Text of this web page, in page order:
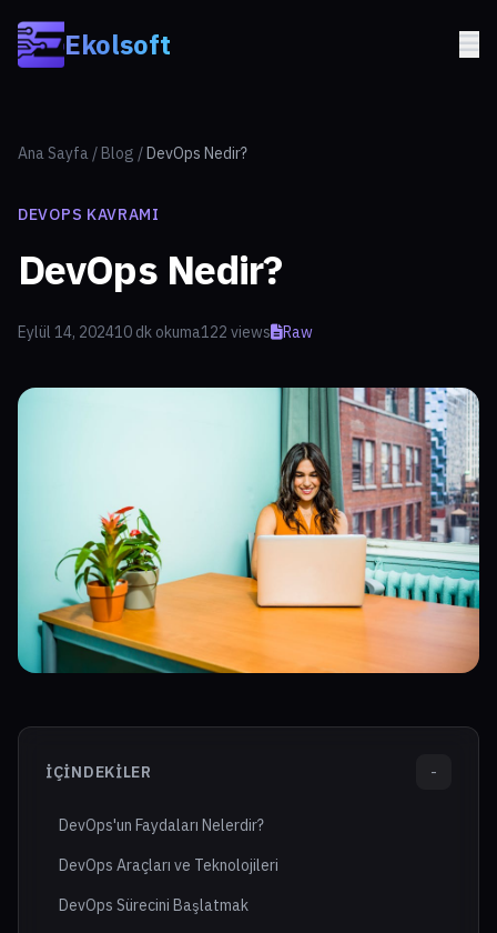
Ekolsoft
Ana Sayfa / Blog /DevOps Nedir?
DEVOPS KAVRAMI
DevOps Nedir?
Eylül 14, 202410 dk okuma122 views Raw
İÇINDEKILER -
DevOps'un Faydaları Nelerdir?
DevOps Araçları ve Teknolojileri
DevOps Sürecini Başlatmak